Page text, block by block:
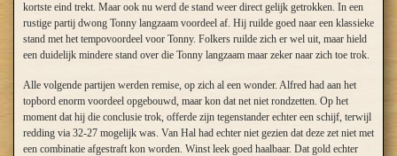
kortste eind trekt. Maar ook nu werd de stand weer direct gelijk getrokken. In een
rustige partij dwong Tonny langzaam voordeel af. Hij ruilde goed naar een klassieke
stand met het tempovoordeel voor Tonny. Folkers ruilde zich er wel uit, maar hield
een duidelijk mindere stand over die Tonny langzaam maar zeker naar zich toe trok.
Alle volgende partijen werden remise, op zich al een wonder. Alfred had aan het
topbord enorm voordeel opgebouwd, maar kon dat net niet rondzetten. Op het
moment dat hij die conclusie trok, offerde zijn tegenstander echter een schijf, terwijl
redding via 32-27 mogelijk was. Van Hal had echter niet gezien dat deze zet niet met
een combinatie afgestraft kon worden. Winst leek goed haalbaar. Dat gold echter